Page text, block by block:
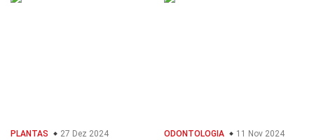
PLANTAS 27 Dez 2024 ODONTOLOGIA 11 Nov 2024